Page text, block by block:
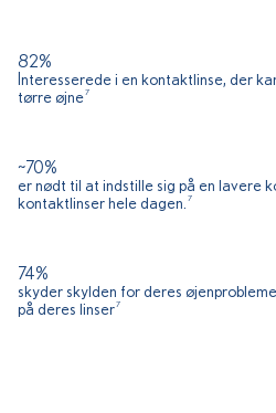
82%
Interesserede i en kontaktlinse, der
tørre øjne7
~70%
er nødt til at indstille sig på en lavere
kontaktlinser hele dagen. 7
74%
skyder skylden for deres
på deres linser7